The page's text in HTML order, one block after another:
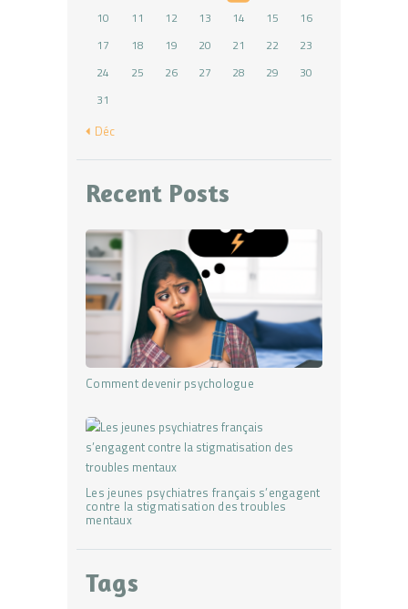
10
11 12 13 14 15
16
17
18 19 20 21 22
23
24
25 26 27 28 29
30
31
« Déc
Recent Posts
Comment devenir psychologue
Les jeunes psychiatres français s’engagent
contre la stigmatisation des troubles
mentaux
Tags